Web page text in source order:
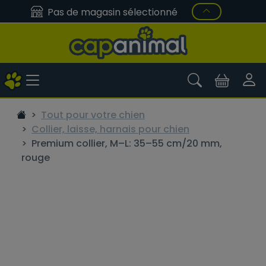
Pas de magasin sélectionné
Tout pour votre chien
Collier, laisse, harnais pour chien
Premium collier, M–L: 35–55 cm/20 mm,
rouge